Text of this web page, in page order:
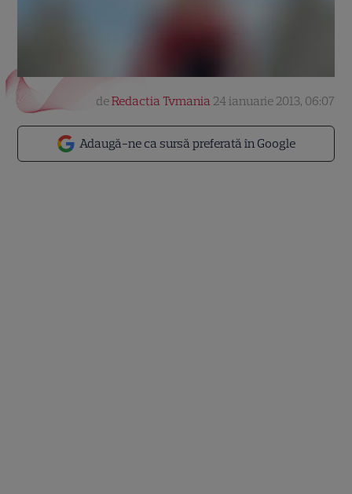
Adaugă-ne ca sursă preferată în Google
deRedactia Tvmania 24 ianuarie 2013, 06:07